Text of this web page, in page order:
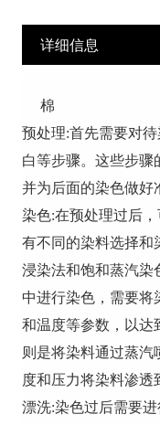
详细信息
棉
预处理:首先需要对
白等步骤。这些步骤
并为后面的染色做好
染色:在预处理过后
有不同的染料选择和
浸染法和饱和蒸汽染
中进行染色，需要将
和温度等参数，以达
则是将染料通过蒸汽
度和压力将染料渗透
漂洗:染色过后需要